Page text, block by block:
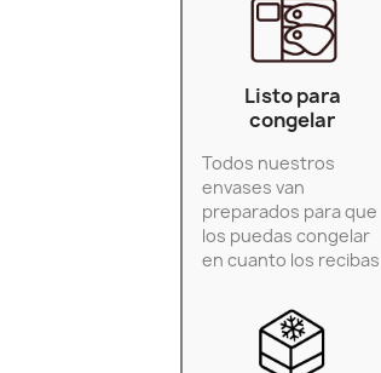
Listo para
congelar
Todos nuestros
envases van
preparados para que
los puedas congelar
en cuanto los recibas